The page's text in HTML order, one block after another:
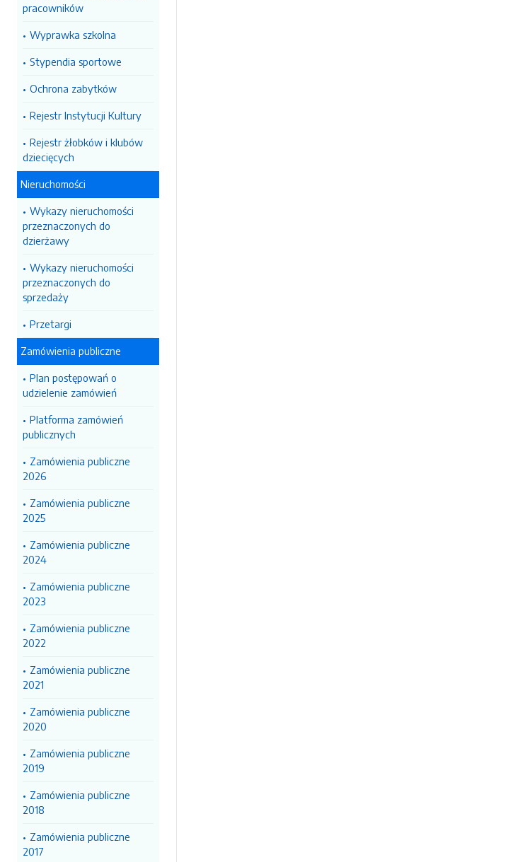
pracowników
Wyprawka szkolna
Stypendia sportowe
Ochrona zabytków
Rejestr Instytucji Kultury
Rejestr żłobków i klubów
dziecięcych
Nieruchomości
Wykazy nieruchomości
przeznaczonych do
dzierżawy
Wykazy nieruchomości
przeznaczonych do
sprzedaży
Przetargi
Zamówienia publiczne
Plan postępowań o
udzielenie zamówień
Platforma zamówień
publicznych
Zamówienia publiczne
2026
Zamówienia publiczne
2025
Zamówienia publiczne
2024
Zamówienia publiczne
2023
Zamówienia publiczne
2022
Zamówienia publiczne
2021
Zamówienia publiczne
2020
Zamówienia publiczne
2019
Zamówienia publiczne
2018
Zamówienia publiczne
2017